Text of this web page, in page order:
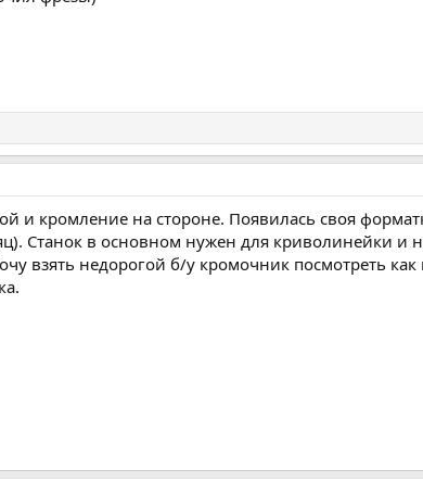
и кромление на стороне. Появилась своя
Станок в основном нужен для криволинейки и
взять недорогой б/у кромочник посмотреть